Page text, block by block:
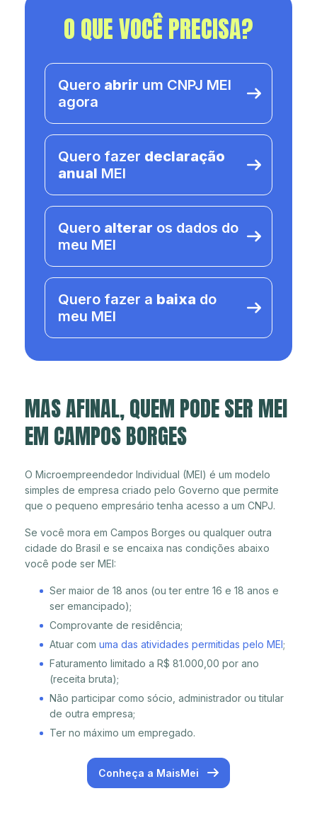
O QUE VOCÊ PRECISA?
Quero abrir um CNPJ MEI
agora
Quero fazer declaração
anual MEI
Quero alterar os dados do
meu MEI
Quero fazer a baixa do
meu MEI
MAS AFINAL, QUEM PODE SER MEI
EM CAMPOS BORGES
O Microempreendedor Individual (MEI) é um modelo
simples de empresa criado pelo Governo que permite
que o pequeno empresário tenha acesso a um CNPJ.
Se você mora em Campos Borges ou qualquer outra
cidade do Brasil e se encaixa nas condições abaixo
você pode ser MEI:
Ser maior de 18 anos (ou ter entre 16 e 18 anos e
ser emancipado);
Comprovante de residência;
Atuar com uma das atividades permitidas pelo MEI;
Faturamento limitado a R$ 81.000,00 por ano
(receita bruta);
Não participar como sócio, administrador ou titular
de outra empresa;
Ter no máximo um empregado.
Conheça a MaisMei